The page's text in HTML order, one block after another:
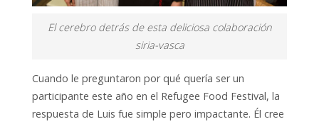
El cerebro detrás de esta deliciosa colaboración
siria-vasca
Cuando le preguntaron por qué quería ser un
participante este año en el Refugee Food Festival, la
respuesta de Luis fue simple pero impactante. Él cree